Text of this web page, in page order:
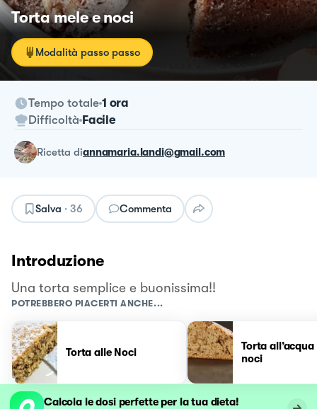
Torta mele e noci
Modalità passo passo
Tempo totale 1 ora
Difficoltà Facile
ricetta diannamaria.landi@gmail.com
Salva · 36 Commenta
Introduzione
Una torta semplice e buonissima!!
POTREBBERO PIACERTI ANCHE...
Torta alle Noci
Torta all’acqua
noci
Calcola le dosi perfette per la tua dieta!